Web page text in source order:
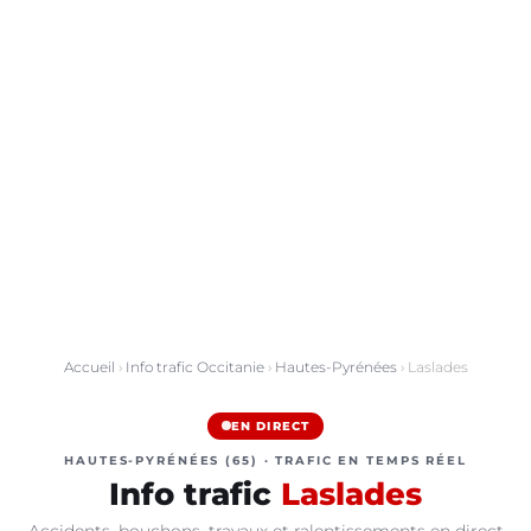
Accueil › Info trafic Occitanie› Hautes-Pyrénées› Laslades
EN DIRECT
HAUTES-PYRÉNÉES (65) · TRAFIC EN TEMPS RÉEL
Info trafic Laslades